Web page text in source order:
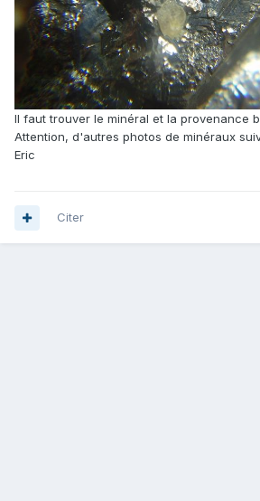
Il faut trouver le minéral et la provenance
Attention, d'autres photos de minéraux
Eric
Citer